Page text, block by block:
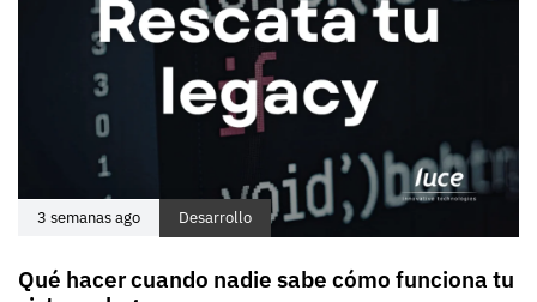
3 semanas ago Desarrollo
Qué hacer cuando nadie sabe cómo funciona tu